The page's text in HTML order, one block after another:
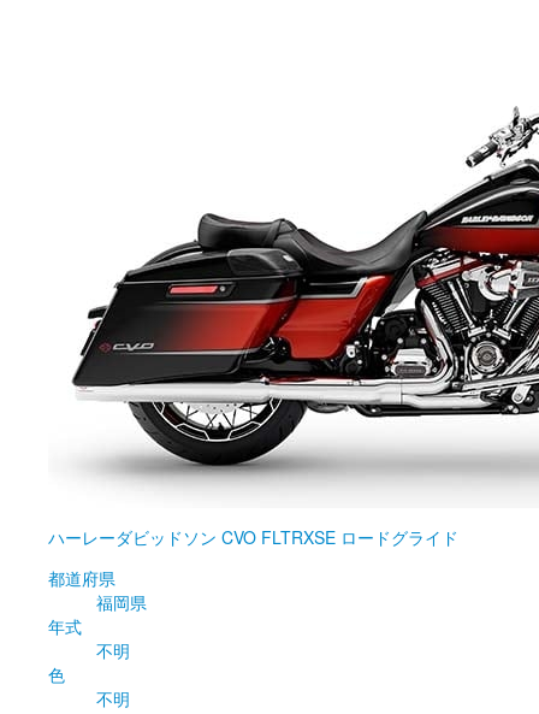
ハーレーダビッドソン CVO FLTRXSE ロードグライド
都道府県
福岡県
年式
不明
色
不明